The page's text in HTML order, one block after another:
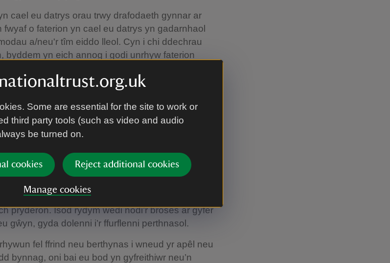
Some are essential for the site to work or
third party tools (such as video and audio
be turned on.
cookies Reject additional cookies
Manage cookies
cael eu datrys orau trwy drafodaeth gynnar ar
fwyaf o faterion yn cael eu datrys yn gadarnhaol
a/neu'r tîm eiddo lleol. Cyn i chi ddechrau
byddem yn eich annog i godi unrhyw faterion
eich bod yn dymuno gwneud apêl neu gŵyn
i rywun ar lefel leol neu ranbarthol siarad â chi
wedi datrys materion, byddwn yn defnyddio’r
hon i ymdrin â’ch pryderon yn ffurfiol.
neu gŵyn ffurfiol yn ysgrifenedig er mwyn i ni
pryderon. Isod rydym wedi nodi’r broses ar gyfer
gŵyn, gyda dolenni i’r ffurflenni perthnasol.
fel ffrind neu berthynas i wneud yr apêl neu
bynnag, oni bai eu bod yn gyfreithiwr neu’n